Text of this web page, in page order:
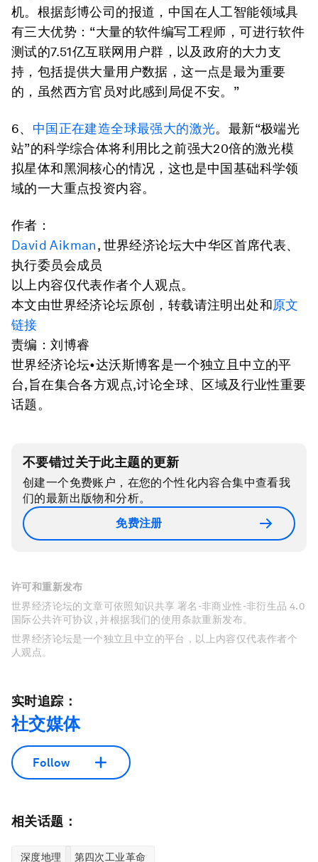
机。根据彭博公司的报道，中国在人工智能领域具
有三大优势：“大量的软件编写工程师，可进行软件
测试的7.51亿互联网用户群，以及政府的大力支
持，包括提供大量用户数据，这一点是最为重要
的，虽然西方官员对此感到局促不安。”
6、 中国正在建造全球最强大的激光。最新“极端光
站”的科学综合体将利用比之前强大20倍的激光模
拟星体和黑洞核心的情况，这也是中国基础科学领
域的一大重点投资内容。
作者：
David Aikman, 世界经济论坛大中华区首席代表、
执行委员会成员
以上内容仅代表作者个人观点。
本文由世界经济论坛原创，转载请注明出处和原文
链接
责编：刘博睿
世界经济论坛•达沃斯博客是一个独立且中立的平
台,旨在集合各方观点,讨论全球、区域及行业性重要
话题。
不要错过关于此主题的更新
创建一个免费账户，在您的个性化内容合集中查看我
们的最新出版物和分析。
免费注册
许可和重新发布
世界经济论坛的文章可依照知识共享 署名-非商业性-非衍生品 4.0
国际公共许可协议 , 并根据我们的使用条款重新发布。
世界经济论坛是一个独立且中立的平台，以上内容仅代表作者个
人观点。
实时追踪：
社交媒体
Follow
相关话题：
深度地理 第四次工业革命